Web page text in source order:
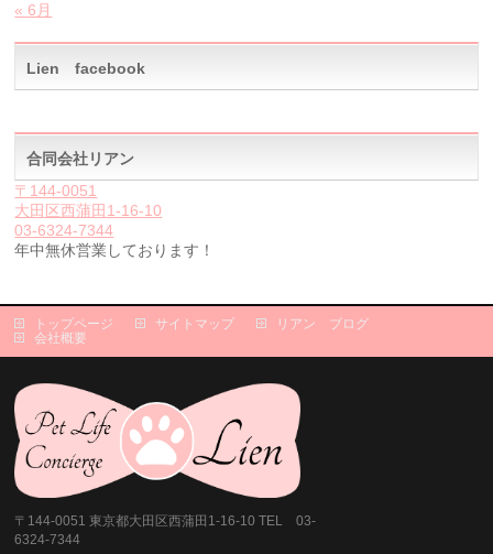
« 6月
Lien facebook
合同会社リアン
〒144-0051
大田区西蒲田1-16-10
03-6324-7344
年中無休営業しております！
トップページ サイトマップ
リアン ブログ
会社概要
〒144-0051 東京都大田区西蒲田1-16-10 TEL 03-
6324-7344